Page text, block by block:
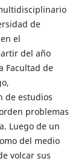
de
el
del año
Facultad de
de estudios
problemas
Luego de un
del medio
volcar sus